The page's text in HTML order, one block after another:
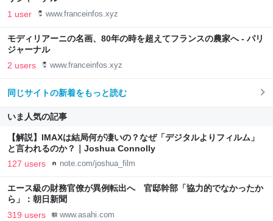
1 user www.franceinfos.xyz
モディリアーニの名画、80年の時を超えてフランスの農家へ - パリ
ジャーナル
2 users www.franceinfos.xyz
同じサイトの新着をもっと読む
いま人気の記事
【解説】IMAXは結局何が凄いの？なぜ「デジタルよりフィルム」
と言われるのか？｜Joshua Connolly
127 users note.com/joshua_film
エース級の財務官僚が異例転出へ 官邸幹部「協力的でなかったか
ら」：朝日新聞
319 users www.asahi.com